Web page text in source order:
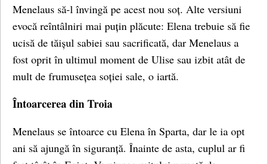
Menelaus să-l învingă pe acest nou soț. Alte versiuni
evocă reîntâlniri mai puțin plăcute: Elena trebuie să fie
ucisă de tăișul sabiei sau sacrificată, dar Menelaus a
fost oprit în ultimul moment de Ulise sau izbit atât de
mult de frumusețea soției sale, o iartă.
Întoarcerea din Troia
Menelaus se întoarce cu Elena în Sparta, dar le ia opt
ani să ajungă în siguranță. Înainte de asta, cuplul ar fi